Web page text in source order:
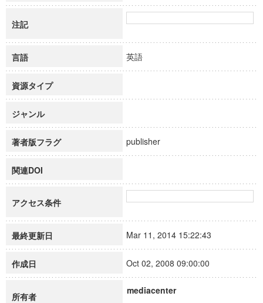
注記
言語 英語
資源タイプ
ジャンル
著者版フラグ publisher
関連DOI
アクセス条件
最終更新日 Mar 11, 2014 15:22:43
作成日 Oct 02, 2008 09:00:00
所有者
mediacenter